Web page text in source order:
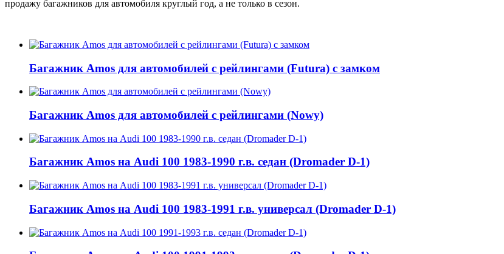
продажу багажников для автомобиля круглый год, а не только в сезон.
Багажник Amos для автомобилей с рейлингами (Futura) с замком
Багажник Amos для автомобилей с рейлингами (Nowy)
Багажник Amos на Audi 100 1983-1990 г.в. седан (Dromader D-1)
Багажник Amos на Audi 100 1983-1991 г.в. универсал (Dromader D-1)